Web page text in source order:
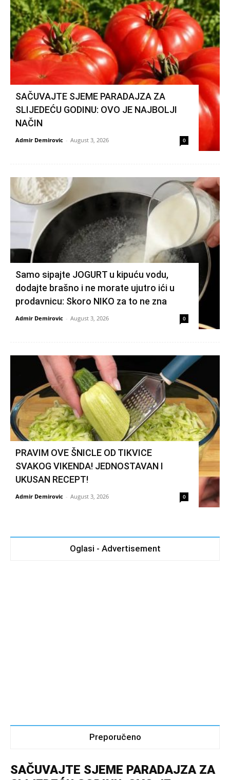
SAČUVAJTE SJEME PARADAJZA ZA
SLIJEDEĆU GODINU: OVO JE NAJBOLJI
NAČIN
Admir Demirovic - August 3, 2026 0
Samo sipajte JOGURT u kipuću vodu,
dodajte brašno i ne morate ujutro ići u
prodavnicu: Skoro NIKO za to ne zna
Admir Demirovic - August 3, 2026 0
PRAVIM OVE ŠNICLE OD TIKVICE
SVAKOG VIKENDA! JEDNOSTAVAN I
UKUSAN RECEPT!
Admir Demirovic - August 3, 2026 0
Oglasi - Advertisement
Preporučeno
SAČUVAJTE SJEME PARADAJZA ZA